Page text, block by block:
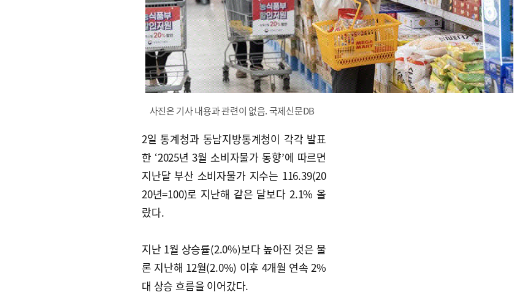
사진은 기사 내용과 관련이 없음. 국제신문DB
2일 통계청과 동남지방통계청이 각각 발표
한 ‘2025년 3월 소비자물가 동향’에 따르면
지난달 부산 소비자물가 지수는 116.39(20
20년=100)로 지난해 같은 달보다 2.1% 올
랐다.
지난 1월 상승률(2.0%)보다 높아진 것은 물
론 지난해 12월(2.0%) 이후 4개월 연속 2%
대 상승 흐름을 이어갔다.